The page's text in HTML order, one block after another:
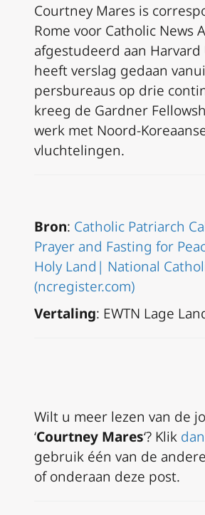
Courtney Mares is
Rome voor Catholic News
afgestudeerd aan Harvard
heeft verslag gedaan
persbureaus op drie
kreeg de Gardner
werk met Noord-
vluchtelingen.
Bron: Catholic Patriarch
Prayer and Fasting for
Holy Land| National
(ncregister.com)
Vertaling: EWTN Lage
Wilt u meer lezen van de
‘Courtney Mares‘? Klik
gebruik één van de andere
of onderaan deze post.